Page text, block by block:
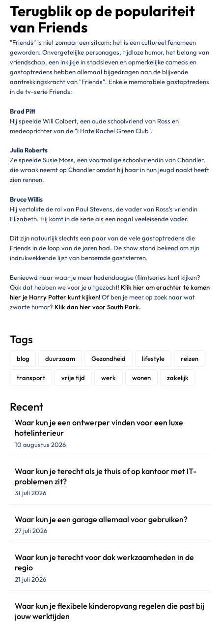
Terugblik op de populariteit
van Friends
"Friends" is niet zomaar een sitcom; het is een cultureel fenomeen
geworden. Onvergetelijke personages, tijdloze humor, het belang van
vriendschap, een inkijkje in stadsleven en opmerkelijke cameo's en
gastoptredens hebben allemaal bijgedragen aan de blijvende
aantrekkingskracht van "Friends". Enkele memorabele gastoptredens
in de tv-serie Friends:
Brad Pitt
Hij speelde Will Colbert, een oude schoolvriend van Ross en
medeoprichter van de "I Hate Rachel Green Club".
Julia Roberts
Ze speelde Susie Moss, een voormalige schoolvriendin van Chandler,
die wraak neemt op Chandler omdat hij haar in hun jeugd naakt heeft
zien rennen.
Bruce Willis
Hij vertolkte de rol van Paul Stevens, de vader van Ross's vriendin
Elizabeth. Hij komt in de serie als een nogal veeleisende vader.
Dit zijn natuurlijk slechts een paar van de vele gastoptredens die
Friends in de loop van de jaren had. De show stond bekend om zijn
indrukwekkende lijst van beroemde gaststerren.
Benieuwd naar waar je meer hedendaagse (film)series kunt kijken?
Ook dat hebben we voor je uitgezocht! Klik hier om erachter te komen
hier je Harry Potter kunt kijken!Of ben je meer op zoek naar wat
zwarte humor? Klik dan hier voor South Park.
Tags
blog duurzaam Gezondheid lifestyle reizen
transport vrije tijd werk wonen zakelijk
Recent
Waar kun je een ontwerper vinden voor een luxe
hotelinterieur
10 augustus 2026
Waar kun je terecht als je thuis of op kantoor met IT-
problemen zit?
31 juli 2026
Waar kun je een garage allemaal voor gebruiken?
27 juli 2026
Waar kun je terecht voor dak werkzaamheden in de
regio
21 juli 2026
Waar kun je flexibele kinderopvang regelen die past bij
jouw werktijden